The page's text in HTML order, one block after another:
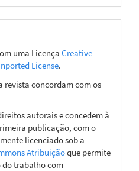
uma Licença Creative
License.
revista concordam com os
autorais e concedem à
publicação, com o
licenciado sob a
Atribuiçãoque permite
trabalho com